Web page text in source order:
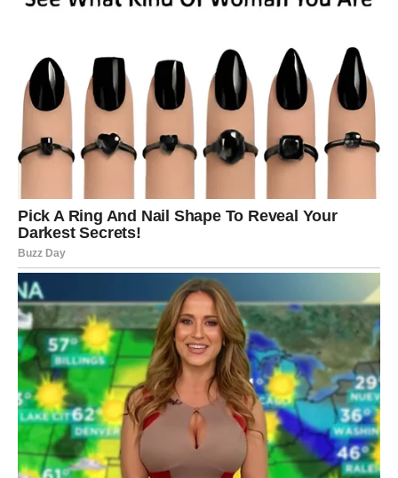
koji ste dugo nosili. Ovo je vreme kada shvatate da
prošlost više nema moć nad vama.
Na emotivnom planu, Ribe dobijaju priliku za istinsku
bliskost. Ako ste bili povučeni ili oprezni zbog ranijih
povreda, sada se srce polako otvara. Odnosi postaju
mogu upoznati osobu koja deluje kao da dolazi u pravom
trenutku – neko ko razume vašu osetljivost i intuiciju.
Na poslovnom planu, Ribe pronalaze smisao. Možda to
nije dramatičan uspeh preko noći, ali je osećaj da ste na
pravom putu. Zvezde vas podstiču da se bavite onim što
vas ispunjava, čak i ako to zahteva promenu pravca.
Kreativnost i intuicija sada su vaši najjači saveznici.
Poruka sudbine za Ribe glasi: verujte procesu. Ne morate
znati svaki korak unapred – dovoljno je da verujete da ste
vođeni.